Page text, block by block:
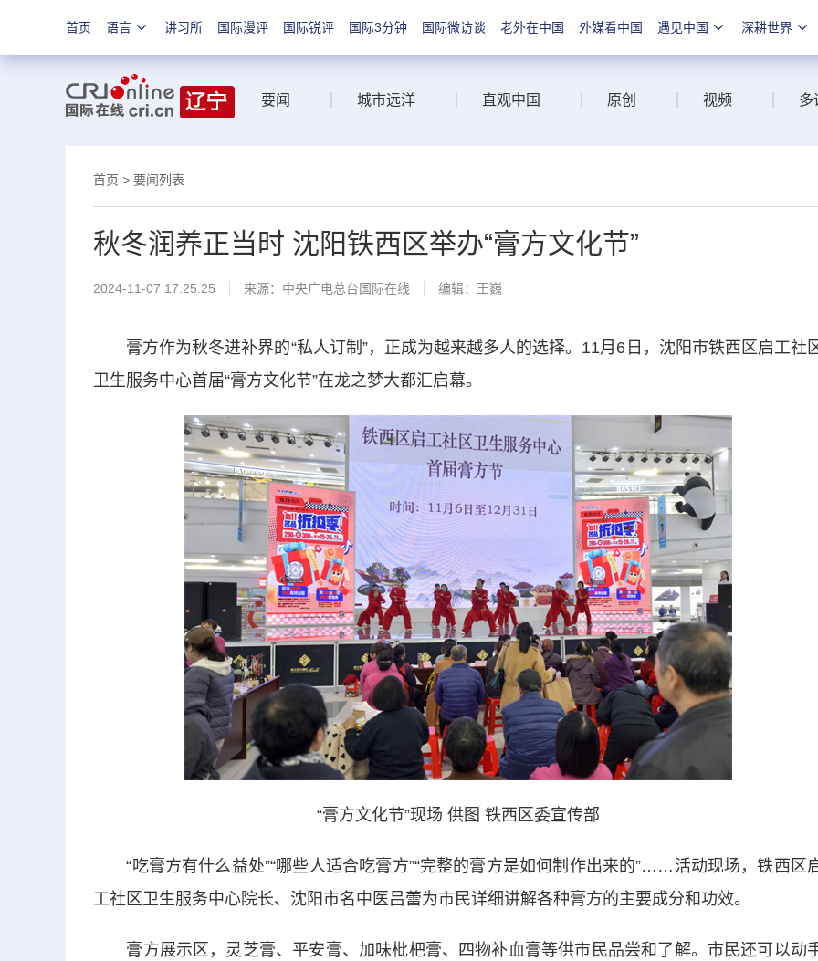
首页 语言 讲习所 国际漫评 国际锐评 国际3分钟 国际微访谈 老外在中国 外媒看中国 遇见中国 深耕世界
要闻 城市远洋 直观中国 原创 视频 多
首页 > 要闻列表
秋冬润养正当时 沈阳铁西区举办“膏方文化节”
2024-11-07 17:25:25 来源：中央广电总台国际在线 编辑：王巍
膏方作为秋冬进补界的“私人订制”，正成为越来越多人的选择。11月6日，沈阳市铁西区启工社
卫生服务中心首届“膏方文化节”在龙之梦大都汇启幕。
“膏方文化节”现场 供图 铁西区委宣传部
“吃膏方有什么益处”“哪些人适合吃膏方”“完整的膏方是如何制作出来的”……活动现场，铁西区
工社区卫生服务中心院长、沈阳市名中医吕蕾为市民详细讲解各种膏方的主要成分和功效。
膏方展示区，灵芝膏、平安膏、加味枇杷膏、四物补血膏等供市民品尝和了解。市民还可以动